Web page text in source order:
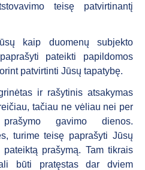
teisę patvirtinantį
kaip duomenų subjekto
pateikti papildomos
patvirtinti Jūsų tapatybę.
ir rašytinis atsakymas
tačiau ne vėliau nei per
gavimo dienos.
turime teisę paprašyti Jūsų
prašymą. Tam tikrais
būti pratęstas dar dviem